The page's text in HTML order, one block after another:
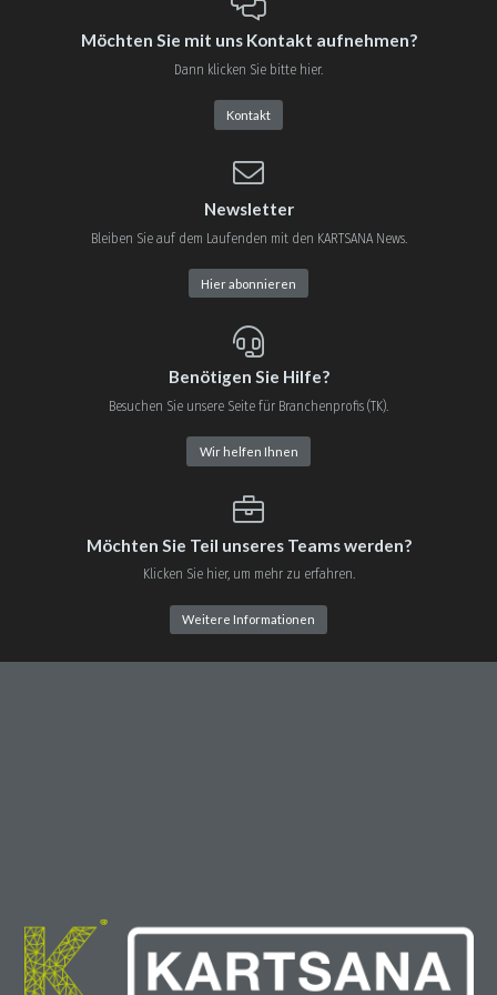
Möchten Sie mit uns Kontakt aufnehmen?
Dann klicken Sie bitte hier.
Kontakt
Newsletter
Bleiben Sie auf dem Laufenden mit den KARTSANA News.
Hier abonnieren
Benötigen Sie Hilfe?
Besuchen Sie unsere Seite für Branchenprofis (TK).
Wir helfen Ihnen
Möchten Sie Teil unseres Teams werden?
Klicken Sie hier, um mehr zu erfahren.
Weitere Informationen